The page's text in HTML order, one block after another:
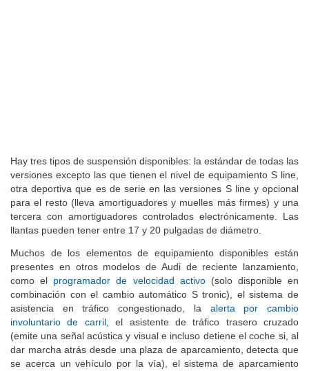
Hay tres tipos de suspensión disponibles: la estándar de todas las
versiones excepto las que tienen el nivel de equipamiento S line,
otra deportiva que es de serie en las versiones S line y opcional
para el resto (lleva amortiguadores y muelles más firmes) y una
tercera con amortiguadores controlados electrónicamente. Las
llantas pueden tener entre 17 y 20 pulgadas de diámetro.
Muchos de los elementos de equipamiento disponibles están
presentes en otros modelos de Audi de reciente lanzamiento,
como el programador de velocidad activo(solo disponible en
combinación con el cambio automático S tronic), el sistema de
asistencia en tráfico congestionado, la alerta por cambio
involuntario de carril, el asistente de tráfico trasero cruzado
(emite una señal acústica y visual e incluso detiene el coche si, al
dar marcha atrás desde una plaza de aparcamiento, detecta que
se acerca un vehículo por la vía), el sistema de aparcamiento